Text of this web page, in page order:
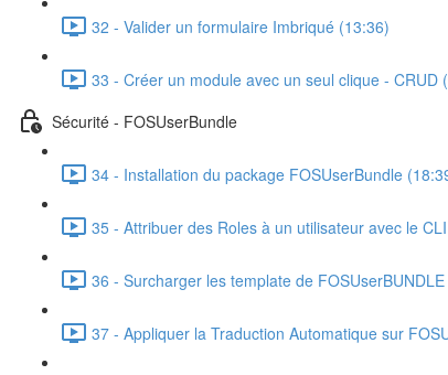
32 - Valider un formulaire Imbriqué (13:36)
33 - Créer un module avec un seul clique -
Sécurité - FOSUserBundle
34 - Installation du package FOSUserBundle
35 - Attribuer des Roles à un utilisateur avec le
36 - Surcharger les template de
37 - Appliquer la Traduction Automatique sur